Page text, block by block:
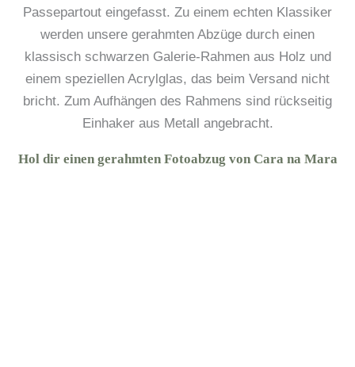
Passepartout eingefasst. Zu einem echten Klassiker
werden unsere gerahmten Abzüge durch einen
klassisch schwarzen Galerie-Rahmen aus Holz und
einem speziellen Acrylglas, das beim Versand nicht
bricht. Zum Aufhängen des Rahmens sind rückseitig
Einhaker aus Metall angebracht.
Hol dir einen gerahmten Fotoabzug von Cara na Mara